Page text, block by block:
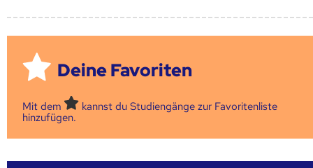
Deine Favoriten
Mit dem
kannst du Studiengänge zur Favoritenliste
hinzufügen.